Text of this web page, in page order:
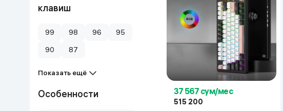
клавиш
99 98 96
95
90
87
Показать ещё
Особенности 37 567 сум/мес
515 200